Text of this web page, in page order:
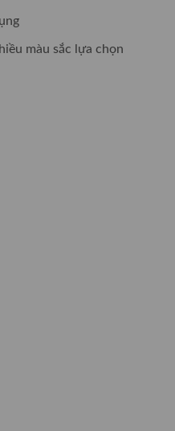
màu sắc lựa chọn